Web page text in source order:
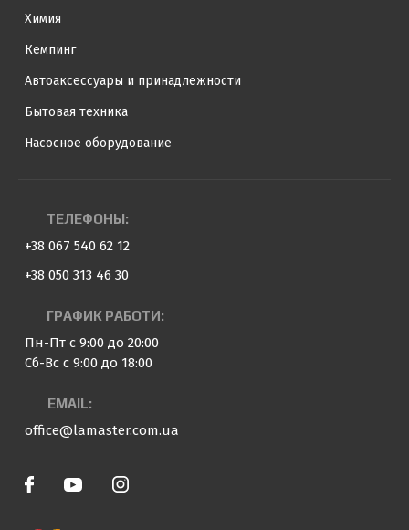
Химия
Кемпинг
Автоаксессуары и принадлежности
Бытовая техника
Насосное оборудование
ТЕЛЕФОНЫ:
+38 067 540 62 12
+38 050 313 46 30
ГРАФИК РАБОТИ:
Пн-Пт с 9:00 до 20:00
Сб-Вс с 9:00 до 18:00
EMAIL:
office@lamaster.com.ua